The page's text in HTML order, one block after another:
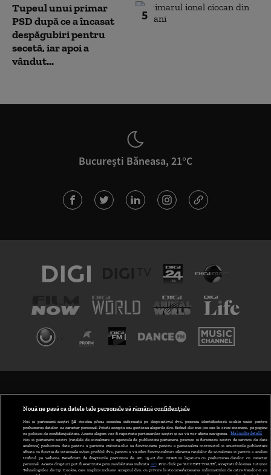
5
Tupeul unui primar
PSD după ce a încasat
despăgubiri pentru
secetă, iar apoi a
vândut...
București Băneasa, 21°C
ABONARE DIGI TV
GESTIONAȚI PREFERINȚELE
CODUL DIGI24
Nouă ne pasă ca datele tale personale să rămână confidențiale
Noi și partenerii noștri 30stocăm și/sau accesăm informații pe dispozitivul dvs., precum identificatorii cookie unici pentru
prelucrarea datelor cu caracter personal. Puteți accepta sau gestiona alegerile dvs. făcând clic mai jos sau în orice moment, pe pagina
cu politica de confidențialitate. Aceste alegeri vor fi raportate partenerilor noștri și nu vă vor afecta navigarea.
Mai multe detalii
Noi si partenerii nostri (retelele de socializare si agentiile de publicitate partenere, precum si furnizorii nostri de servicii de date
analitice) prelucram date pentru a permite website-ului sa functioneze, pentru a personaliza continutul si anunturile publicitare
afisate in functie de interesele si/sau profilul dvs., pentru a va oferi functionalitati aferente retelelor de socializare si pentru a analiza
traficul pe website. Beneficiati de drepturile prevazute de art. 15-22 din GDPR in legatura cu prelucrarea datelor cu caracter
personal. Aceste drepturi pot fi exercitate prin modalitatea indicata aici. Prin click pe “ACCEPT TOATE”, acceptati folosirea tuturor
Tehnologiilor de tip Cookie, care implica inclusiv acceptul dvs. cu privire la stocarea/accesarea informatiilor de catre Vendor-ii cu